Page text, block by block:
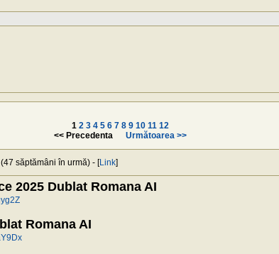
1 2 3 4 5 6 7 8 9 10 11 12
<< Precedenta
Următoarea >>
săptămâni în urmă) - [Link]
2025 Dublat Romana AI
Romana AI